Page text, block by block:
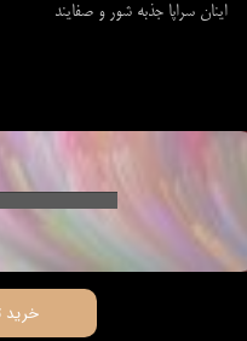
اينان سراپا جذبه شور و صفايند​​​​​​​